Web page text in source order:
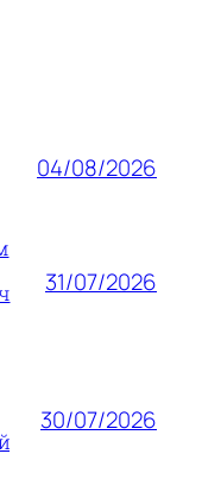
04/08/2026
31/07/2026
30/07/2026